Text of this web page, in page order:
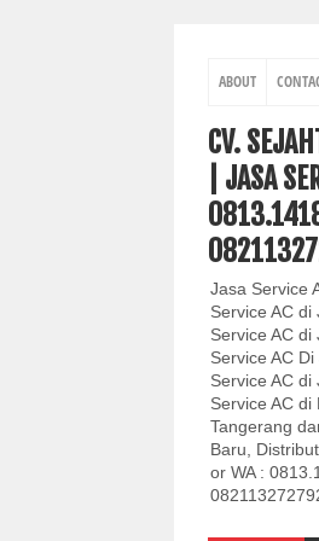
ABOUT
CV.
| JASA
Jasa Service
Service AC
Service AC
Service AC
Service AC
Service AC di
Tangerang
Baru,
or WA :